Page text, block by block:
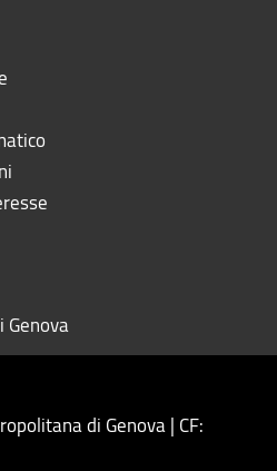
di Genova | CF: